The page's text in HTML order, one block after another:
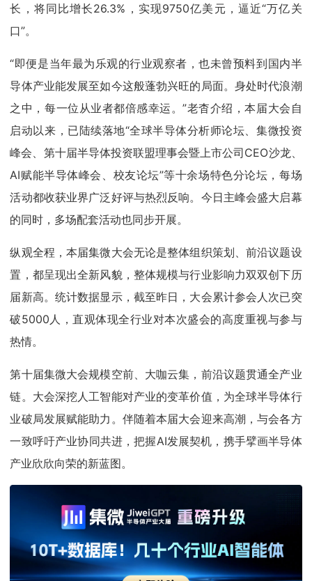
长，将同比增长26.3%，实现9750亿美元，逼近“万亿关
口”。
“即便是当年最为乐观的行业观察者，也未曾预料到国内半
导体产业能发展至如今这般蓬勃兴旺的局面。身处时代浪潮
之中，每一位从业者都倍感幸运。”老杳介绍，本届大会自
启动以来，已陆续落地“全球半导体分析师论坛、集微投资
峰会、第十届半导体投资联盟理事会暨上市公司CEO沙龙、
AI赋能半导体峰会、校友论坛”等十余场特色分论坛，每场
活动都收获业界广泛好评与热烈反响。今日主峰会盛大启幕
的同时，多场配套活动也同步开展。
纵观全程，本届集微大会无论是整体组织策划、前沿议题设
置，都呈现出全新风貌，整体规模与行业影响力双双创下历
届新高。统计数据显示，截至昨日，大会累计参会人次已突
破5000人，直观体现全行业对本次盛会的高度重视与参与
热情。
第十届集微大会规模空前、大咖云集，前沿议题贯通全产业
链。大会深挖人工智能对产业的变革价值，为全球半导体行
业破局发展赋能助力。伴随着本届大会迎来高潮，与会各方
一致呼吁产业协同共进，把握AI发展契机，携手擘画半导体
产业欣欣向荣的新蓝图。